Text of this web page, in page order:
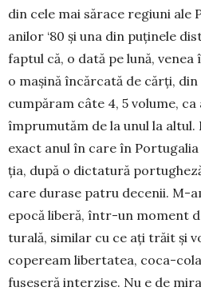
din cele mai sărace regiuni ale
anilor ‘80 și una din puținele
faptul că, o dată pe lună,
o mașină încăr­cată de cărți,
cumpăram câte 4, 5 volume,
împru­mu­tăm de la unul la al­tul.
exact anul în care în
ția, după o dicta­tură
care durase patru de­cenii. M-
epo­că liberă, într-un moment
turală, similar cu ce ați trăit și
copeream libertatea, co­ca-
fuseseră interzise. Nu e de